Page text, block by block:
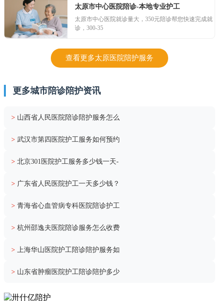
太原市中心医院陪诊-本地专业护工
太原市中心医院就诊量大，350元陪诊帮您快速完成就
诊，300-35
查看更多太原医院陪护服务
更多城市陪诊陪护资讯
> 山西省人民医院陪诊陪护服务怎么
> 武汉市第四医院护工服务如何预约
> 北京301医院护工服务多少钱一天-
> 广东省人民医院护工一天多少钱？
> 青海省心血管病专科医院陪诊护工
> 杭州邵逸夫医院陪诊服务怎么收费
> 上海华山医院护工陪诊陪护服务如
> 山东省肿瘤医院护工陪诊陪护多少